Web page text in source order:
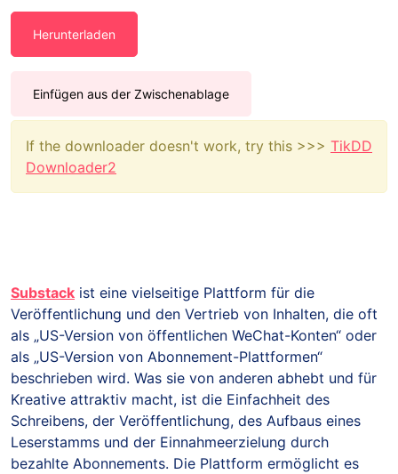
Herunterladen
Einfügen aus der Zwischenablage
If the downloader doesn't work, try this >>> TikDD
Downloader2
Substack ist eine vielseitige Plattform für die
Veröffentlichung und den Vertrieb von Inhalten, die oft
als „US-Version von öffentlichen WeChat-Konten“ oder
als „US-Version von Abonnement-Plattformen“
beschrieben wird. Was sie von anderen abhebt und für
Kreative attraktiv macht, ist die Einfachheit des
Schreibens, der Veröffentlichung, des Aufbaus eines
Leserstamms und der Einnahmeerzielung durch
bezahlte Abonnements. Die Plattform ermöglicht es